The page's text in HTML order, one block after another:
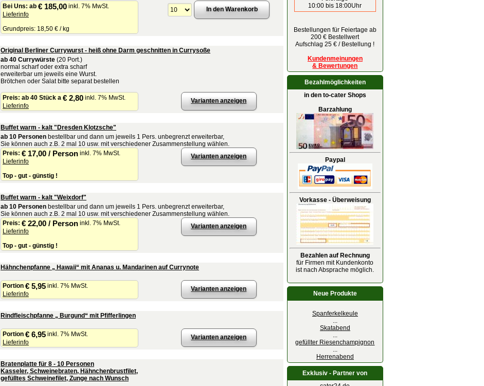
Bei Uns: ab € 185,00 inkl. 7% MwSt.
Lieferinfo
Grundpreis: 18,50 € / kg
Original Berliner Currywurst - heiß ohne Darm geschnitten in Currysoße
ab 40 Currywürste (20 Port.)
normal scharf oder extra scharf
erweiterbar um jeweils eine Wurst.
Brötchen oder Salat bitte separat bestellen
Preis: ab 40 Stück a € 2,80 inkl. 7% MwSt.
Lieferinfo
Varianten anzeigen
Buffet warm - kalt "Dresden Klotzsche"
ab 10 Personen bestellbar und dann um jeweils 1 Pers. unbegrenzt erweiterbar,
Sie können auch z.B. 2 mal 10 usw. mit verschiedener Zusammenstellung wählen.
Preis: € 17,00 / Person inkl. 7% MwSt.
Lieferinfo
Top - gut - günstig !
Varianten anzeigen
Buffet warm - kalt "Weixdorf"
ab 10 Personen bestellbar und dann um jeweils 1 Pers. unbegrenzt erweiterbar,
Sie können auch z.B. 2 mal 10 usw. mit verschiedener Zusammenstellung wählen.
Preis: € 22,00 / Person inkl. 7% MwSt.
Lieferinfo
Top - gut - günstig !
Varianten anzeigen
Hähnchenpfanne „ Hawaii“ mit Ananas u. Mandarinen auf Currynote
Portion € 5,95 inkl. 7% MwSt.
Lieferinfo
Varianten anzeigen
Rindfleischpfanne „ Burgund“ mit Pfifferlingen
Portion € 6,95 inkl. 7% MwSt.
Lieferinfo
Varianten anzeigen
Bratenplatte für 8 - 10 Personen
Kasseler, Schweinebraten, Hähnchenbrustfilet,
gefülltes Schweinefilet, Zunge nach Wunsch
10:00 bis 18:00Uhr
Bestellungen für Feiertage ab
200 € Bestellwert
Aufschlag 25 € / Bestellung !
Kundenmeinungen
& Bewertungen
Bezahlmöglichkeiten
in den to-cater Shops
Barzahlung
Paypal
Vorkasse - Überweisung
Bezahlen auf Rechnung
für Firmen mit Kundenkonto
ist nach Absprache möglich.
Neue Produkte
Spanferkelkeule
...
Skatabend
...
gefüllter Riesenchampignon
...
Herrenabend
Exklusiv - Partner von